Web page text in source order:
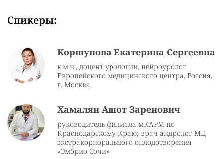
Спикеры:
Коршунова Екатерина Сергеевна
к.м.н., доцент урологии, нейроуролог
Европейского медицинского центра, Россия,
г. Москва
Хамалян Ашот Заренович
руководитель филиала мКАРМ по
Краснодарскому Краю; врач андролог МЦ
экстракорпорального оплодотворения
«Эмбрио Сочи»